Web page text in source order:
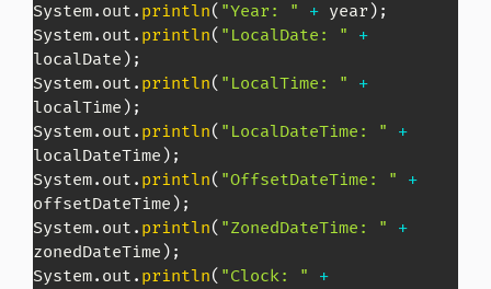
System. out . println( "Year: " + year) ;
System. out . println( "LocalDate: "
+
localDate ) ;
System. out . println( "LocalTime: "
+
localTime ) ;
System. out . println( "LocalDateTime: "
+
localDateTime ) ;
System. out . println( "OffsetDateTime: "
+
offsetDateTime ) ;
System. out . println( "ZonedDateTime: "
+
zonedDateTime ) ;
System. out . println( "Clock: "
+